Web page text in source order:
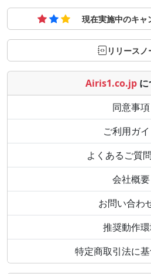
現在実施中のキャ
リリースノ
Airis1.co.jp
同意事項
ご利用ガ
よくあるご質
会社概要
お問い合わ
推奨動作
特定商取引法に